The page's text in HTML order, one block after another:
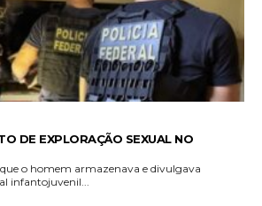
DE EXPLORAÇÃO SEXUAL NO
o homem armazenava e divulgava
infantojuvenil...